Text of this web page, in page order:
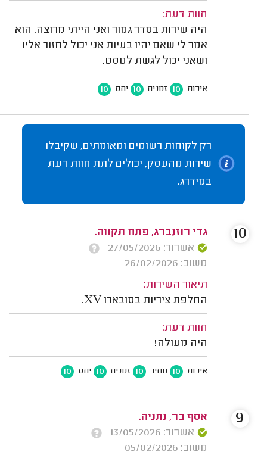
חוות דעת:
היה שירות בסדר גמור ואני הייתי מרוצה. הוא
אמר לי שאם יהיו בעיות אני יכול לחזור אליו
ושאני יכול לגשת לטסט.
איכות 10 זמנים 10 יחס 10
רק לקוחות רשומים ומאומתים, שקיבלו
שירות מהעסק, יכולים לתת חוות דעת
במידרג.
גדי רוזנברג, פתח תקווה.
אשרור: 27/05/2026
משוב: 26/02/2026
תיאור השירות:
החלפת ציריות בסובארו XV.
חוות דעת:
היה מעולה!
איכות 10 מחיר 10 זמנים 10 יחס 10
10
אסף בר, נתניה.
אשרור: 13/05/2026
משוב: 05/02/2026
9